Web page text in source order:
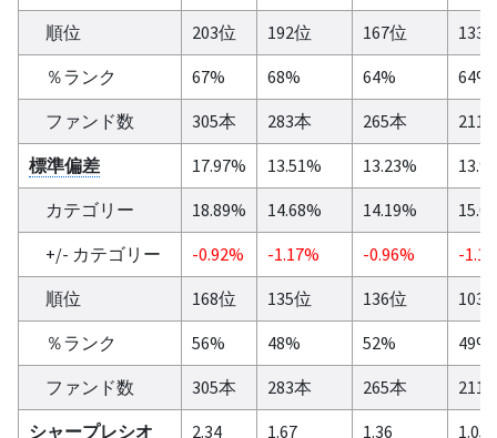
順位
203位 192位 167位
133
％ランク
67% 68% 64%
64%
ファンド数
305本 283本 265本
211
標準偏差
17.97% 13.51% 13.23%
カテゴリー
18.89% 14.68% 14.19%
+/- カテゴリー
-0.92% -1.17% -0.96%
-
順位
168位 135位 136位
103
％ランク
56% 48% 52%
49%
ファンド数
305本 283本 265本
211
シャープレシオ
2.34 1.67 1.36
1.05